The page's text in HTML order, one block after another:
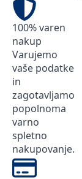
100% varen
nakup
Varujemo
vaše podatke
in
zagotavljamo
popolnoma
varno
spletno
nakupovanje.